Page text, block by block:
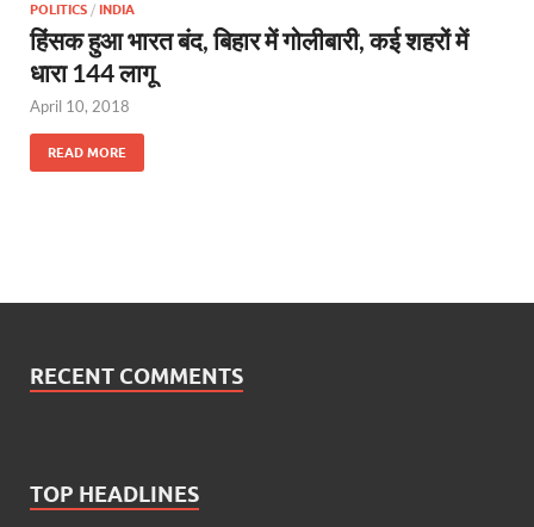
POLITICS / INDIA
हिंसक हुआ भारत बंद, बिहार में गोलीबारी, कई शहरों में
धारा 144 लागू
April 10, 2018
READ MORE
RECENT COMMENTS
TOP HEADLINES